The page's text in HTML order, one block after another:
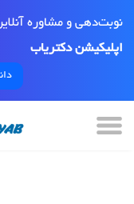
نوبت‌دهی و مشاوره
اپلیکیشن دکتریاب